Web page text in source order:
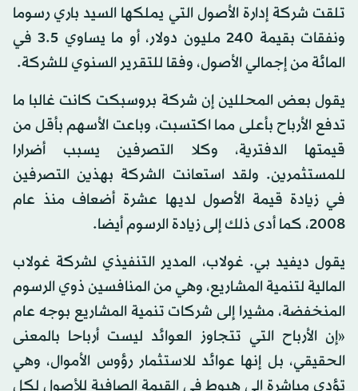
تلقت شركة إدارة الأصول التي يملكها السيد باري رسوما
ونفقات بقيمة 240 مليون دولار، أو ما يساوي 3.5 في
المائة من إجمالي الأصول، وفقا للتقرير السنوي للشركة.
يقول بعض المحللين إن شركة بروسبكت كانت غالبا ما
تدفع الأرباح بأعلى مما اكتسبت، وباعت الأسهم بأقل من
قيمتها الدفترية، وكلا التصرفين يسبب أضرارا
للمستثمرين. ولقد استعانت الشركة بهذين التصرفين
في زيادة قيمة الأصول لديها عشرة أضعاف منذ عام
2008، كما أدى ذلك إلى زيادة الرسوم أيضا.
يقول ديفيد بي. غولاب، المدير التنفيذي لشركة غولاب
المالية لتنمية المشاريع، وهي من المنافسين ذوي الرسوم
المنخفضة، مشيرا إلى شركات تنمية المشاريع بوجه عام
«إن الأرباح التي تتجاوز العوائد ليست أرباحا بالمعنى
الحقيقي، بل إنها عوائد للاستثمار رؤوس الأموال، وهي
تؤدي مباشرة إلى هبوط في القيمة الصافية للأصول لكل